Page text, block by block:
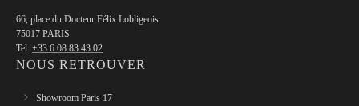
66, place du Docteur Félix Lobligeois
75017 PARIS
Tel: +33 6 08 83 43 02
NOUS RETROUVER
Showroom Paris 17